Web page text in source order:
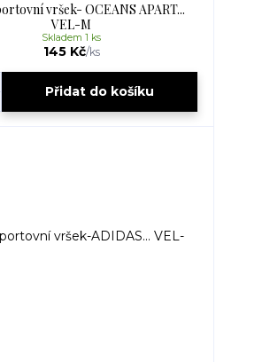
vršek- OCEANS APART...
VEL-M
145 Kč/ks
Skladem 1 ks
Přidat do košíku